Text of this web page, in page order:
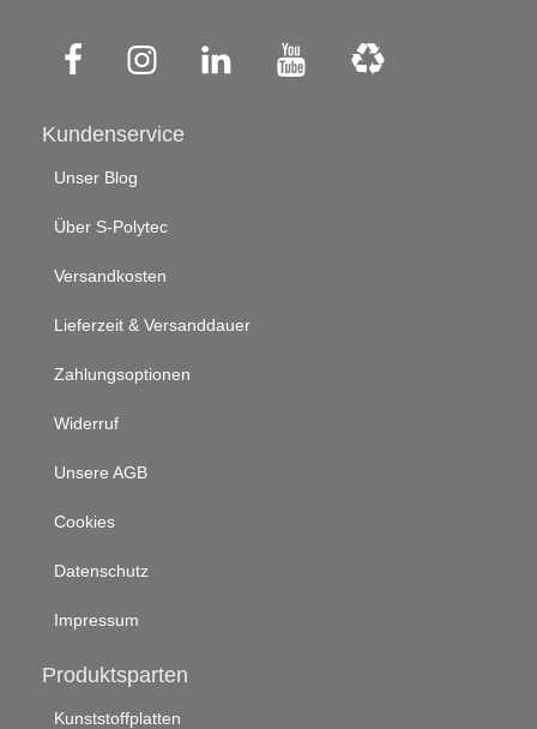
Kundenservice
Unser Blog
Über S-Polytec
Versandkosten
Lieferzeit & Versanddauer
Zahlungsoptionen
Widerruf
Unsere AGB
Cookies
Datenschutz
Impressum
Produktsparten
Kunststoffplatten